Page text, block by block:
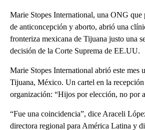
Marie Stopes International, una ONG que
de anticoncepción y aborto, abrió una
fronteriza mexicana de Tijuana justo una
decisión de la Corte Suprema de EE.UU.
Marie Stopes International abrió este mes
Tijuana, México. Un cartel en la recepción
organización: “Hijos por elección, no por
“Fue una coincidencia”, dice Araceli
directora regional para América Latina y